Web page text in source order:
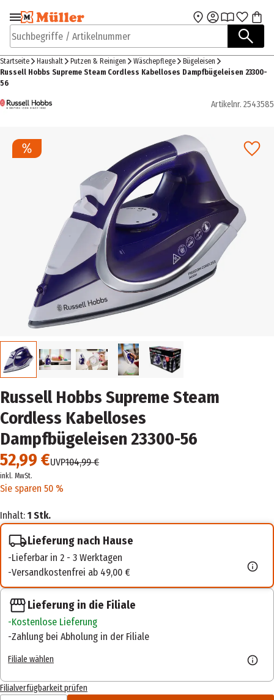
Zur Navigation
springen
Zum Hauptinhalt
Suchbegriffe / Artikelnummer
Startseite Haushalt Putzen & Reinigen Wäschepflege
Bügeleisen
Russell Hobbs Supreme Steam Cordless Kabelloses Dampfbügeleisen 23300-
56
Artikelnr. 2543585
Russell Hobbs Supreme Steam
Cordless Kabelloses
Dampfbügeleisen 23300-56
52,99 €UVP104,99 €
inkl. MwSt.
Sie sparen 50 %
Inhalt: 1 Stk.
Lieferung nach Hause
Lieferbar in 2 - 3 Werktagen
Versandkostenfrei ab 49,00 €
Lieferung in die Filiale
Kostenlose Lieferung
Zahlung bei Abholung in der Filiale
Filiale wählen
Filialverfügbarkeit prüfen